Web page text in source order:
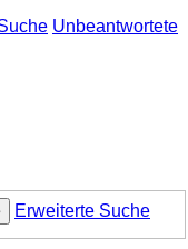
Unbeantwortete
Erweiterte Suche